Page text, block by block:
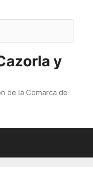
y
de la Comarca de